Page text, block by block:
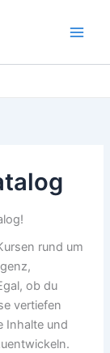
rund um
ob du
vertiefen
Inhalte und